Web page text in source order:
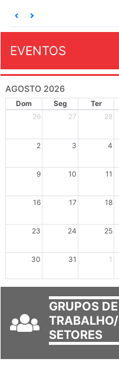
EVENTOS
AGOSTO 2026
Dom Seg Ter
26
27 28
2 3 4
9 10 11
16 17 18
23 24 25
30 31 1
GRUPOS DE
TRABALHO/
SETORES